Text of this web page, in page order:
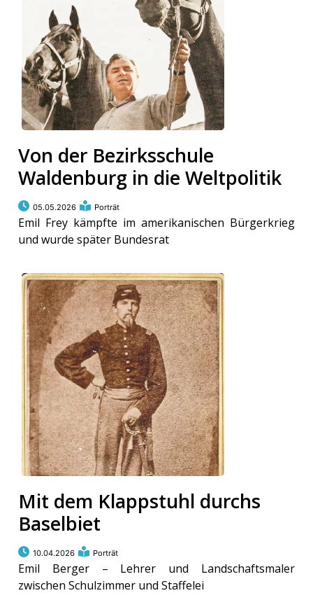
Fussball
Von der Bezirksschule
Waldenburg in die Weltpolitik
05.05.2026 Porträt
Emil Frey kämpfte im amerikanischen Bürgerkrieg
und wurde später Bundesrat
Mit dem Klappstuhl durchs
Baselbiet
10.04.2026 Porträt
Emil Berger – Lehrer und Landschaftsmaler
zwischen Schulzimmer und Staffelei